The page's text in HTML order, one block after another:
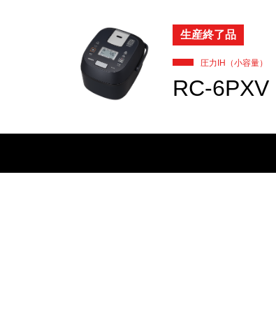
生産終了品
圧力IH（小容量）
RC-6PXV